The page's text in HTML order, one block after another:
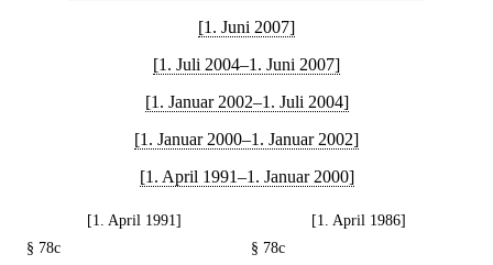
[1. Juni 2007]
[1. Juli 2004–1. Juni 2007]
[1. Januar 2002–1. Juli 2004]
[1. Januar 2000–1. Januar 2002]
[1. April 1991–1. Januar 2000]
[1. April 1991]
[1. April 1986]
§ 78c
§ 78c